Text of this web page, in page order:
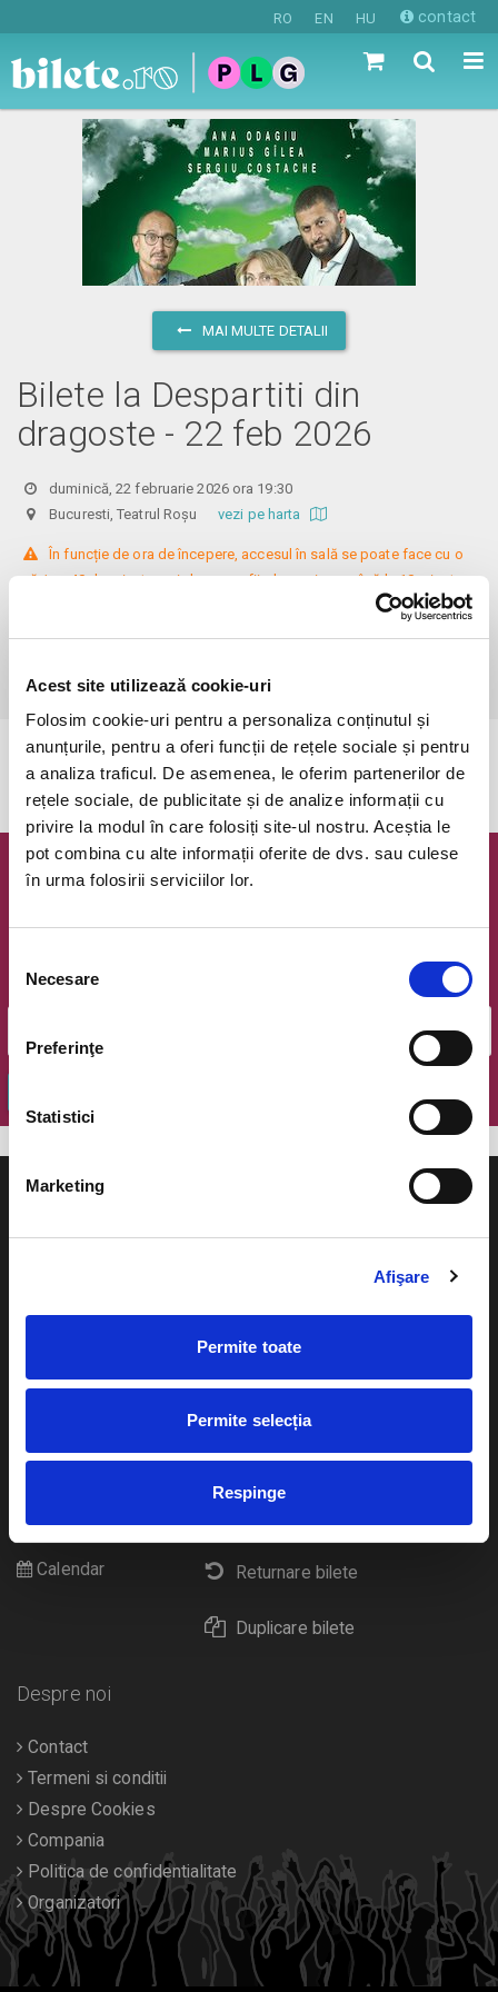
Acest site utilizează cookie-uri
Folosim cookie-uri pentru a personaliza conținutul și
anunțurile, pentru a oferi funcții de rețele sociale și pentru
a analiza traficul. De asemenea, le oferim partenerilor de
rețele sociale, de publicitate și de analize informații cu
privire la modul în care folosiți site-ul nostru. Aceștia le
pot combina cu alte informații oferite de dvs. sau culese
în urma folosirii serviciilor lor.
consimțământului
Necesare
Preferinţe
Statistici
Marketing
Afişare
Permite toate
Permite selecția
Respinge
RO EN HU contact
MAI MULTE DETALII
Bilete la Despartiti din
dragoste - 22 feb 2026
duminică, 22 februarie 2026 ora 19:30
Bucuresti, Teatrul Roșu vezi pe harta
În funcție de ora de începere, accesul în sală se poate face cu o
oră / cu 40 de minute mai devreme, fiind permis cu până la 10 minute
înainte de spectacol. Așezarea se realizează la mese de 2 (nr. limitat), 3
Informații suplimentare, la nr. de telefon 0773 825 249.
Evenimentul a expirat.
Newsletter @ Bilete.ro
Email
Cum comand bilete?
eBilet printat acasa
Returnare bilete
Duplicare bilete
Pentru copii
Diverse
Calendar
Despre noi
Contact
Termeni si conditii
Despre Cookies
Compania
Politica de confidentialitate
Organizatori